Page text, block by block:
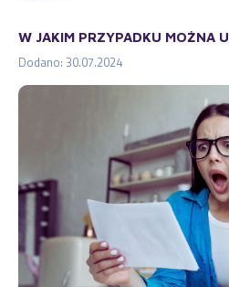
W JAKIM PRZYPADKU MOŻNA
Dodano: 30.07.2024